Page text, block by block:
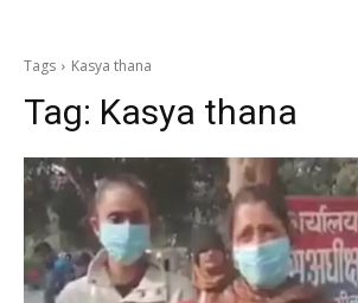
Tags Kasya thana
Tag: Kasya thana